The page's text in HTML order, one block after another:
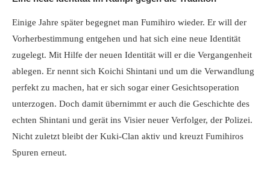
Einige Jahre später begegnet man Fumihiro wieder. Er will der
Vorherbestimmung entgehen und hat sich eine neue Identität
zugelegt. Mit Hilfe der neuen Identität will er die Vergangenheit
ablegen. Er nennt sich Koichi Shintani und um die Verwandlung
perfekt zu machen, hat er sich sogar einer Gesichtsoperation
unterzogen. Doch damit übernimmt er auch die Geschichte des
echten Shintani und gerät ins Visier neuer Verfolger, der Polizei.
Nicht zuletzt bleibt der Kuki-Clan aktiv und kreuzt Fumihiros
Spuren erneut.